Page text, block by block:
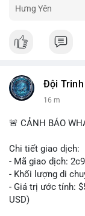
Hưng Yên
Đội Trinh
16 m
🚨 CẢNH BÁO
Chi tiết giao dịch:
- Mã giao dịch:
- Khối lượng di
- Giá trị ước tính:
USD)